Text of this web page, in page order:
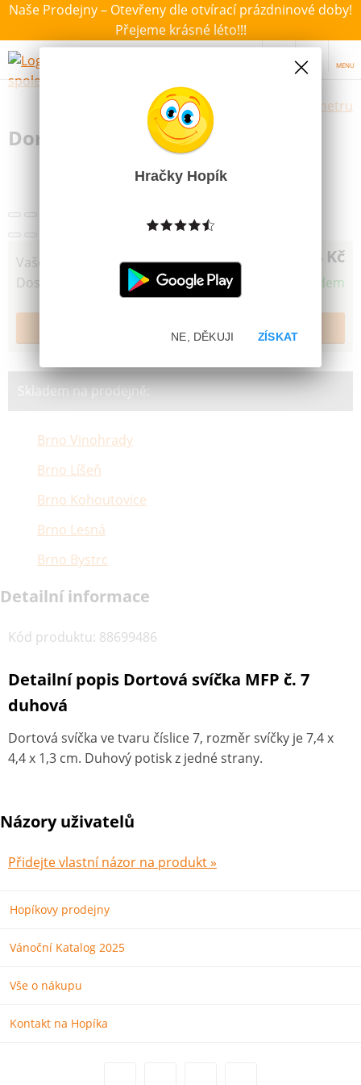
Naše Prodejny – Otevřeny dle otvírací prázdninové doby!
Přejeme krásné léto!!!
MENU
Výběr hraček dle zvoleného parametru
Dortová svíčka MFP č. 7 duhová
Vaše cena 24 Kč
Dostupnost Skladem
Skladem na prodejně:
Brno Vinohrady
Brno Líšeň
Brno Kohoutovice
Brno Lesná
Brno Bystrc
Detailní informace
Kód produktu: 88699486
Detailní popis Dortová svíčka MFP č. 7
duhová
Dortová svíčka ve tvaru číslice 7, rozměr svíčky je 7,4 x
4,4 x 1,3 cm. Duhový potisk z jedné strany.
Názory uživatelů
Přidejte vlastní názor na produkt »
Hopíkovy prodejny
Vánoční Katalog 2025
Vše o nákupu
Kontakt na Hopíka
Hračky Hopík
ZÍSKAT
NE, DĚKUJI